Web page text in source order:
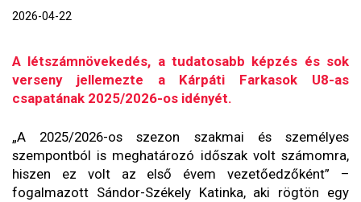
2026-04-22
A létszámnövekedés, a tudatosabb képzés és sok
verseny jellemezte a Kárpáti Farkasok U8-as
csapatának 2025/2026-os idényét.
„A 2025/2026-os szezon szakmai és személyes
szempontból is meghatározó időszak volt számomra,
hiszen ez volt az első évem vezetőedzőként” –
fogalmazott Sándor-Székely Katinka, aki rögtön egy